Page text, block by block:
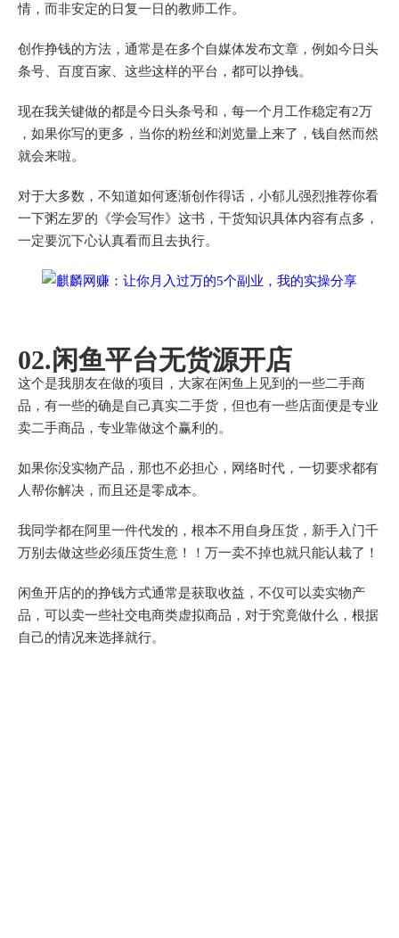
情，而非安定的日复一日的教师工作。
创作挣钱的方法，通常是在多个自媒体发布文章，例如今日头
条号、百度百家、这些这样的平台，都可以挣钱。
现在我关键做的都是今日头条号和，每一个月工作稳定有2万
，如果你写的更多，当你的粉丝和浏览量上来了，钱自然而然
就会来啦。
对于大多数，不知道如何逐渐创作得话，小郁儿强烈推荐你看
一下粥左罗的《学会写作》这书，干货知识具体内容有点多，
一定要沉下心认真看而且去执行。
02.闲鱼平台无货源开店
这个是我朋友在做的项目，大家在闲鱼上见到的一些二手商
品，有一些的确是自己真实二手货，但也有一些店面便是专业
卖二手商品，专业靠做这个赢利的。
如果你没实物产品，那也不必担心，网络时代，一切要求都有
人帮你解决，而且还是零成本。
我同学都在阿里一件代发的，根本不用自身压货，新手入门千
万别去做这些必须压货生意！！万一卖不掉也就只能认栽了！
闲鱼开店的的挣钱方式通常是获取收益，不仅可以卖实物产
品，可以卖一些社交电商类虚拟商品，对于究竟做什么，根据
自己的情况来选择就行。